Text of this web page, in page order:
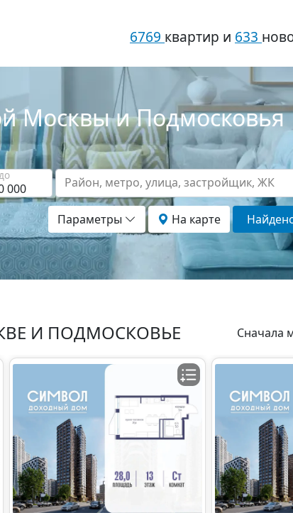
6769 квартир и 633
Москвы и Подмосковья
Район, метро, улица, застройщик, ЖК
Параметры На карте
И ПОДМОСКОВЬЕ Сначала